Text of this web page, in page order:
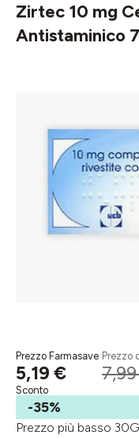
Zirtec 10 mg
Antistaminico
Prezzo Farmasave
5,19 €
Prezzo
Sconto
-35%
Prezzo più basso